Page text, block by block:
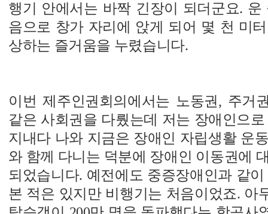
행기 안에서는 바짝 긴장이 되더군요.
음으로 창가 자리에 앉게 되어 몇 천 미
상하는 즐거움을 누렸습니다.
이번 제주인권회의에서는 노동권, 주거
같은 사회권을 다뤘는데 저는 장애인으
지내다 나와 지금은 장애인 자립생활 운
와 함께 다니는 덕분에 장애인 이동권에
되었습니다. 예전에도 중증장애인과 같
본 적은 있지만 비행기는 처음이었죠. 아